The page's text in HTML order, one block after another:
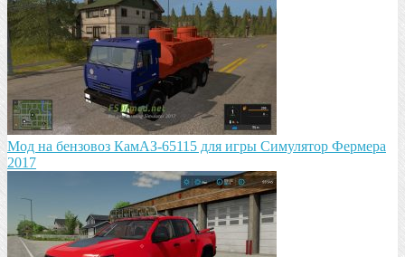
Мод на бензовоз КамАЗ-65115 для игры Симулятор Фермера
2017